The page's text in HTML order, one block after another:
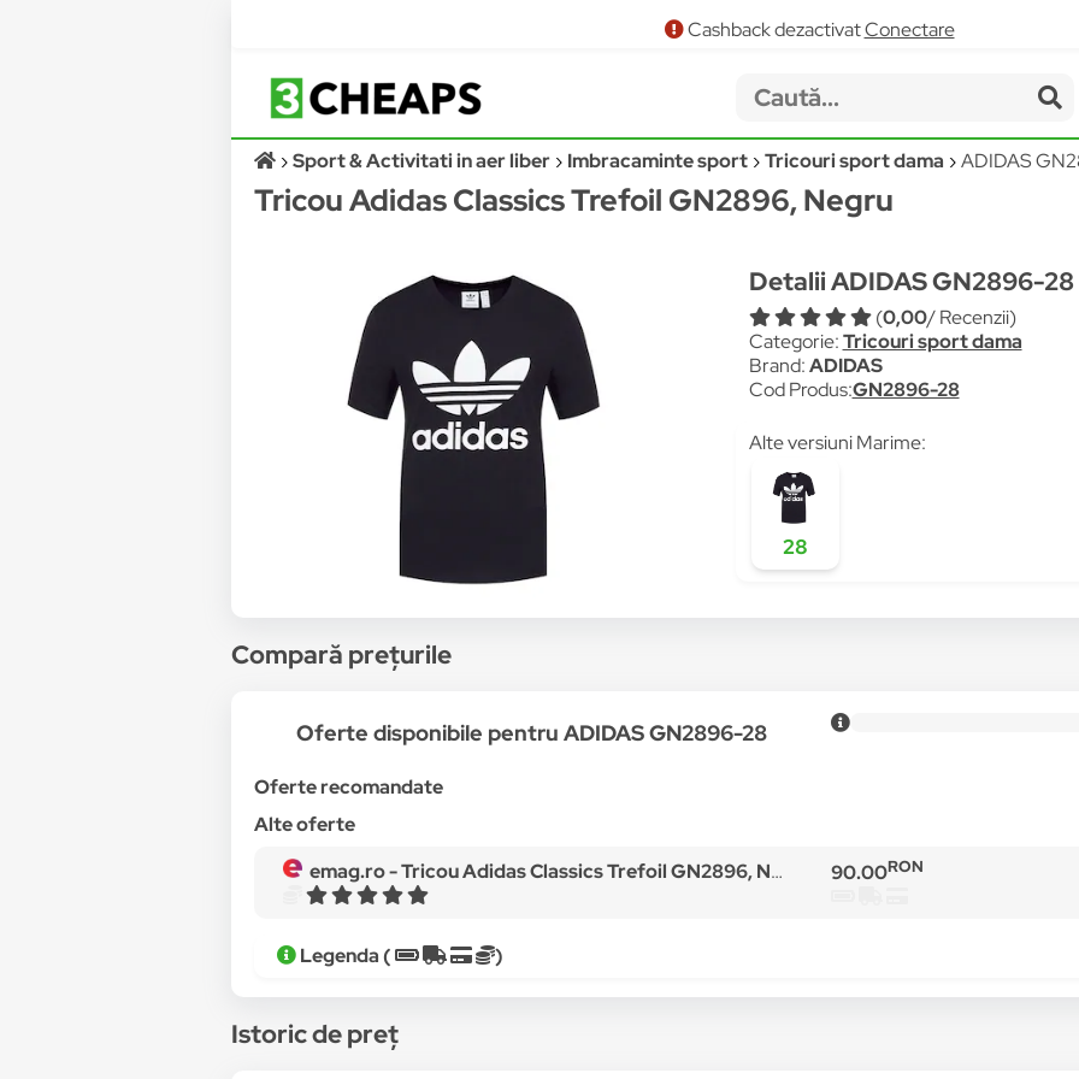
Cashback dezactivatConectare
Sport & Activitati in aer liber Imbracaminte sport Tricouri sport dama ADIDAS
Tricou Adidas Classics Trefoil GN2896, Negru
Detalii ADIDAS GN2896-28
(0,00/ Recenzii)
Categorie:Tricouri sport dama
Brand:ADIDAS
Cod Produs:GN2896-28
Alte versiuni Marime:
28
Compară prețurile
Oferte disponibile pentru ADIDAS GN2896-28
Oferte recomandate
Alte oferte
emag.ro -Tricou Adidas Classics Trefoil GN2896, Negru 90.00RON
Legenda ( )
Istoric de preț